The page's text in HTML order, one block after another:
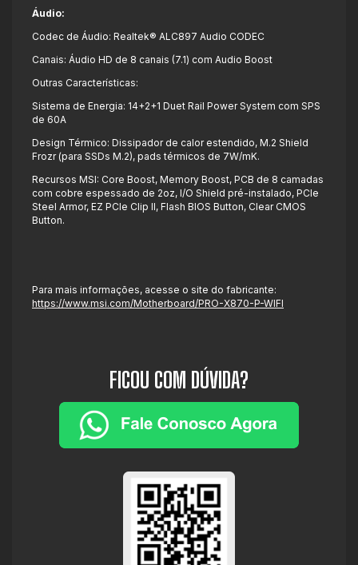
Áudio:
Codec de Áudio: Realtek® ALC897 Audio CODEC
Canais: Áudio HD de 8 canais (7.1) com Audio Boost
Outras Características:
Sistema de Energia: 14+2+1 Duet Rail Power System com SPS
de 60A
Design Térmico: Dissipador de calor estendido, M.2 Shield
Frozr (para SSDs M.2), pads térmicos de 7W/mK.
Recursos MSI: Core Boost, Memory Boost, PCB de 8 camadas
com cobre espessado de 2oz, I/O Shield pré-instalado, PCIe
Steel Armor, EZ PCIe Clip II, Flash BIOS Button, Clear CMOS
Button.
Para mais informações, acesse o site do fabricante:
https://www.msi.com/Motherboard/PRO-X870-P-WIFI
FICOU COM DÚVIDA?